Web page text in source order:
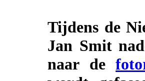
Tijdens de
Jan Smit
naar de